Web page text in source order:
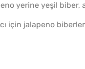
yerine yeşil biber,
için jalapeno